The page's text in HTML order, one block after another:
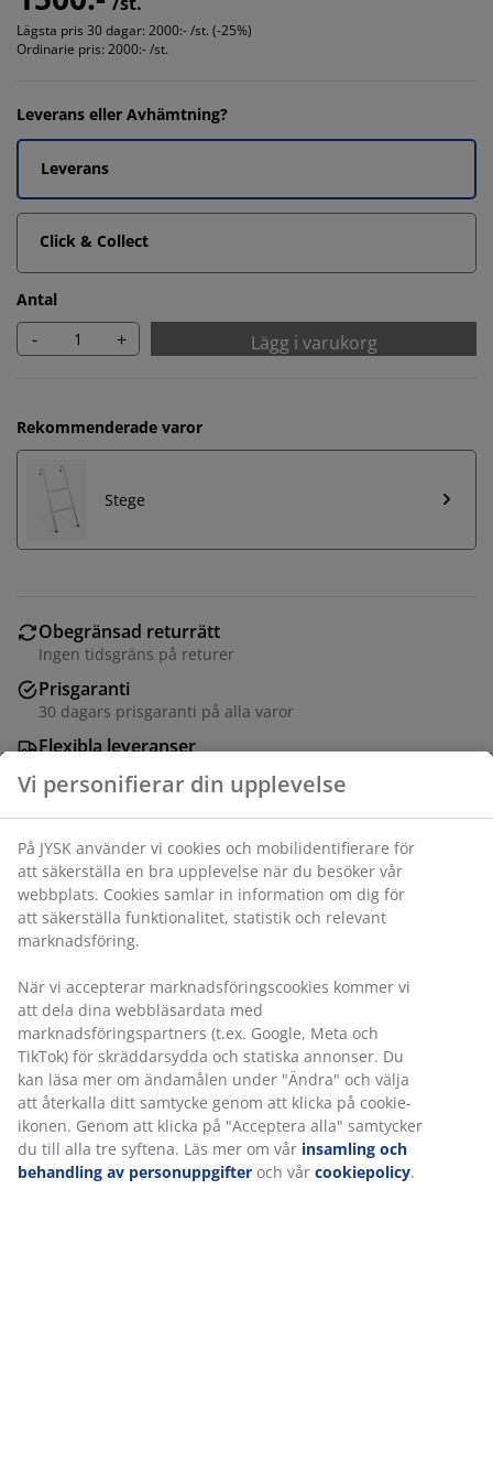
Lägsta pris 30 dagar: 2000:- /st. (-25%)
Ordinarie pris: 2000:- /st.
Leverans eller Avhämtning?
Leverans
Click & Collect
Antal
- + Lägg i varukorg
Rekommenderade varor
Stege
Obegränsad returrätt
Ingen tidsgräns på returer
Prisgaranti
30 dagars prisgaranti på alla varor
Flexibla leveranser
Studsmatta med max. belastning 120 kg. Endast för
utomhus- och privat bruk. Ø305 x H256 cm
Varunummer: 4700002
Specifikationer
Betyg
(54)